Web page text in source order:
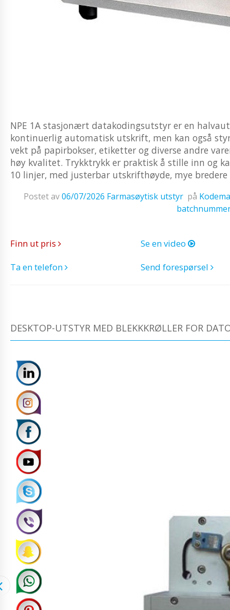
NPE 1A stasjonært datakodingsutstyr er en
kontinuerlig automatisk utskrift, men kan også
vekt på papirbokser, etiketter og diverse andre
høy kvalitet. Trykktrykk er praktisk å stille inn og
10 linjer, med justerbar utskrifthøyde, mye
Postet av06/07/2026 Farmasøytisk utstyr på
Finn ut pris
Se en video
Ta en telefon
Send forespørsel
DESKTOP-UTSTYR MED BLEKKKRØLLER FOR